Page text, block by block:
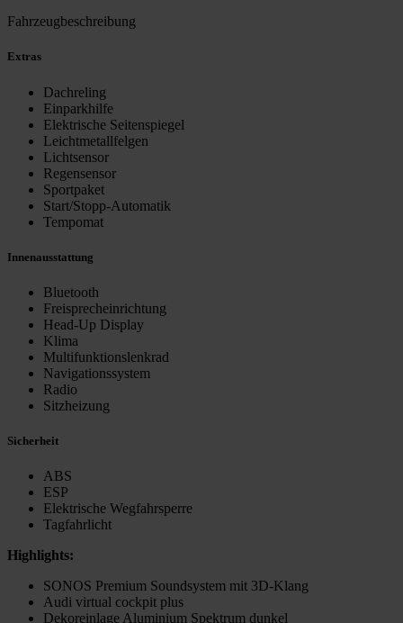
Fahrzeugbeschreibung
Extras
Dachreling
Einparkhilfe
Elektrische Seitenspiegel
Leichtmetallfelgen
Lichtsensor
Regensensor
Sportpaket
Start/Stopp-Automatik
Tempomat
Innenausstattung
Bluetooth
Freisprecheinrichtung
Head-Up Display
Klima
Multifunktionslenkrad
Navigationssystem
Radio
Sitzheizung
Sicherheit
ABS
ESP
Elektrische Wegfahrsperre
Tagfahrlicht
Highlights:
SONOS Premium Soundsystem mit 3D-Klang
Audi virtual cockpit plus
Dekoreinlage Aluminium Spektrum dunkel